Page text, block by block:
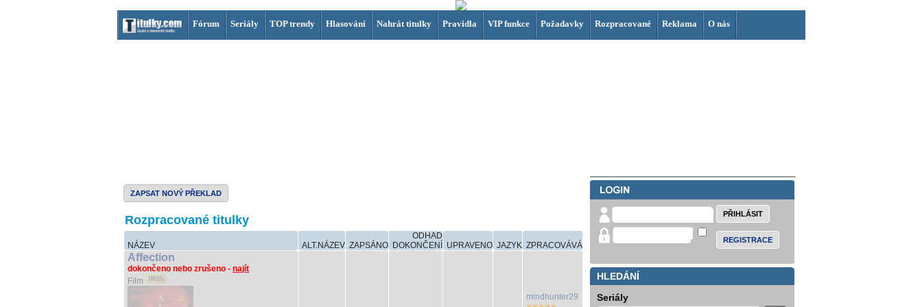
Fórum Seriály TOP trendy Hlasování Nahrát titulky Pravidla VIP funkce Požadavky Rozpracované Reklama O nás
ZAPSAT NOVÝ PŘEKLAD
Rozpracované titulky
NÁZEV ALT.NÁZEV ZAPSÁNO
ODHAD
DOKONČENÍ
UPRAVENO JAZYK ZPRACOVÁVÁ
Affection
dokončeno nebo zrušeno - najít
Film
mindhunter29
REGISTRACE
HLEDÁNÍ
Seriály